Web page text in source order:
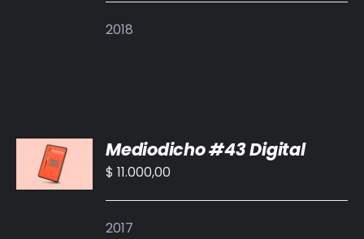
2018
AL
CARRITO
/
Mediodicho #43 Digital
$ 11.000,00
2017